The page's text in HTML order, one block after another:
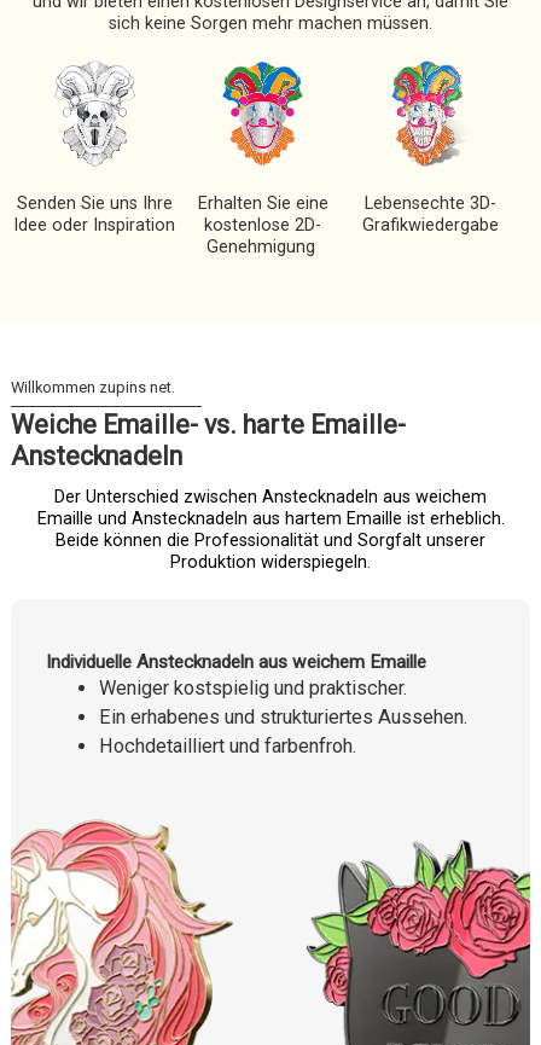
sich keine Sorgen mehr machen müssen.
Senden Sie uns Ihre
Idee oder Inspiration
Erhalten Sie eine
kostenlose 2D-
Genehmigung
Lebensechte 3D-
Grafikwiedergabe
Weiche Emaille- vs. harte Emaille-
Anstecknadeln
Der Unterschied zwischen Anstecknadeln aus weichem
Emaille und Anstecknadeln aus hartem Emaille ist erheblich.
Beide können die Professionalität und Sorgfalt unserer
Produktion widerspiegeln.
Individuelle Anstecknadeln aus weichem Emaille
Weniger kostspielig und praktischer.
Ein erhabenes und strukturiertes Aussehen.
Hochdetailliert und farbenfroh.